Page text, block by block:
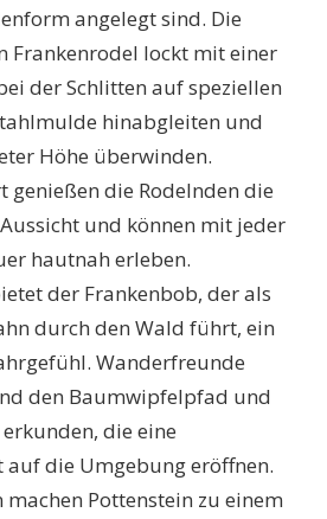
angelegt sind. Die
Frankenrodel lockt mit einer
der Schlitten auf speziellen
hinabgleiten und
Höhe überwinden.
genießen die Rodelnden die
und können mit jeder
hautnah erleben.
der Frankenbob, der als
durch den Wald führt, ein
Wanderfreunde
den Baumwipfelpfad und
die eine
auf die Umgebung eröffnen.
Pottenstein zu einem